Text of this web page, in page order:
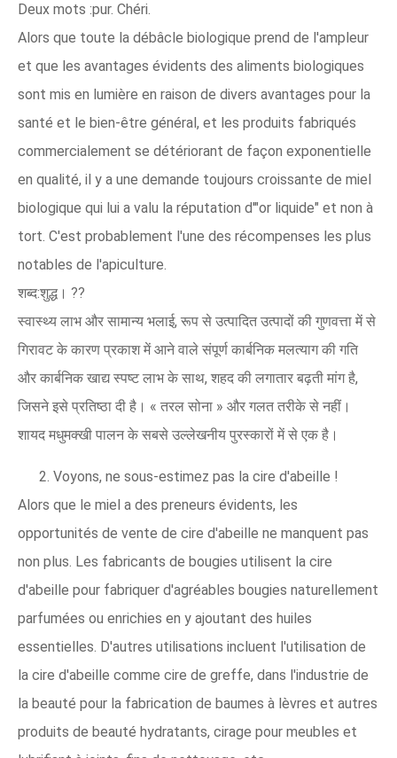
Deux mots :pur. Chéri.
Alors que toute la débâcle biologique prend de l'ampleur
et que les avantages évidents des aliments biologiques
sont mis en lumière en raison de divers avantages pour la
santé et le bien-être général, et les produits fabriqués
commercialement se détériorant de façon exponentielle
en qualité, il y a une demande toujours croissante de miel
biologique qui lui a valu la réputation d'"or liquide" et non à
tort. C'est probablement l'une des récompenses les plus
notables de l'apiculture.
शब्द:शुद्ध। ??
स्वास्थ्य लाभ और सामान्य भलाई, रूप से उत्पादित उत्पादों की गुणवत्ता में से
गिरावट के कारण प्रकाश में आने वाले संपूर्ण कार्बनिक मलत्याग की गति
और कार्बनिक खाद्य स्पष्ट लाभ के साथ, शहद की लगातार बढ़ती मांग है,
जिसने इसे प्रतिष्ठा दी है। « तरल सोना » और गलत तरीके से नहीं।
शायद मधुमक्खी पालन के सबसे उल्लेखनीय पुरस्कारों में से एक है।
2. Voyons, ne sous-estimez pas la cire d'abeille !
Alors que le miel a des preneurs évidents, les
opportunités de vente de cire d'abeille ne manquent pas
non plus. Les fabricants de bougies utilisent la cire
d'abeille pour fabriquer d'agréables bougies naturellement
parfumées ou enrichies en y ajoutant des huiles
essentielles. D'autres utilisations incluent l'utilisation de
la cire d'abeille comme cire de greffe, dans l'industrie de
la beauté pour la fabrication de baumes à lèvres et autres
produits de beauté hydratants, cirage pour meubles et